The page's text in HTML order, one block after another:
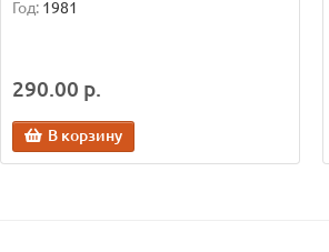
Год: 1981
290.00 р.
В корзину